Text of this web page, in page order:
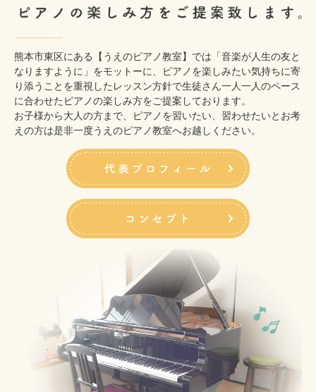
熊本市東区にある【うえのピアノ教室】では「音楽が人生の友と
なりますように」をモットーに、ピアノを楽しみたい気持ちに寄
り添うことを重視したレッスン方針で生徒さん一人一人のペース
に合わせたピアノの楽しみ方をご提案しております。
お子様から大人の方まで、ピアノを習いたい、習わせたいとお考
えの方は是非一度うえのピアノ教室へお越しください。